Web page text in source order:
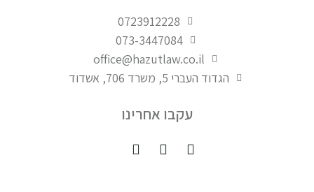
0723912228
073-3447084
office@hazutlaw.co.il
הגדוד העברי 5, משרד 706, אשדוד
עקבו אחרינו